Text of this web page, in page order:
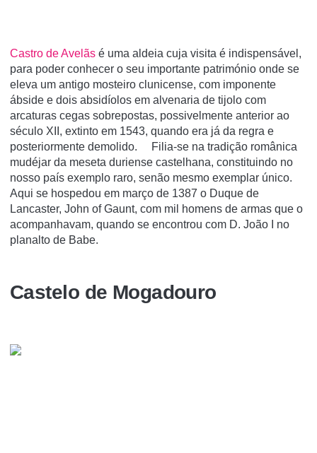
Castro de Avelãs é uma aldeia cuja visita é indispensável,
para poder conhecer o seu importante património onde se
eleva um antigo mosteiro clunicense, com imponente
ábside e dois absidíolos em alvenaria de tijolo com
arcaturas cegas sobrepostas, possivelmente anterior ao
século XII, extinto em 1543, quando era já da regra e
posteriormente demolido. Filia-se na tradição românica
mudéjar da meseta duriense castelhana, constituindo no
nosso país exemplo raro, senão mesmo exemplar único.
Aqui se hospedou em março de 1387 o Duque de
Lancaster, John of Gaunt, com mil homens de armas que o
acompanhavam, quando se encontrou com D. João I no
planalto de Babe.
Castelo de Mogadouro